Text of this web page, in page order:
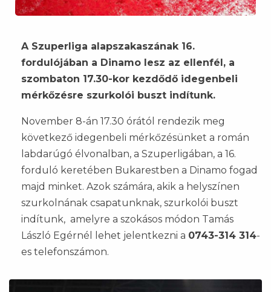
A Szuperliga alapszakaszának 16.
fordulójában a Dinamo lesz az ellenfél, a
szombaton 17.30-kor kezdődő idegenbeli
mérkőzésre szurkolói buszt indítunk.
November 8-án 17.30 órától rendezik meg
következő idegenbeli mérkőzésünket a román
labdarúgó élvonalban, a Szuperligában, a 16.
forduló keretében Bukarestben a Dinamo fogad
majd minket. Azok számára, akik a helyszínen
szurkolnának csapatunknak, szurkolói buszt
indítunk, amelyre a szokásos módon Tamás
László Egérnél lehet jelentkezni a 0743-314 314-
es telefonszámon.